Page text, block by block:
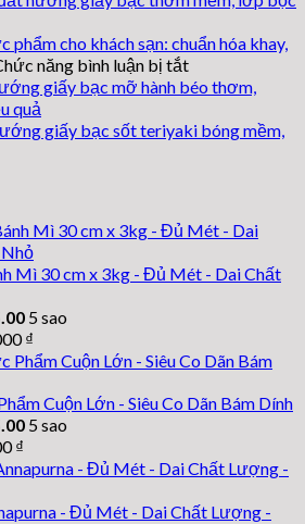
lót
nướng
bếp
theo
thước
phẩm cho khách sạn: chuẩn hóa khay,
năng bình luận bị tắtở
Giấy
bọc
sạn:
hóa
mã
giấy bạc mỡ hành béo thơm,
quả
giấy bạc sốt teriyaki bóng mềm,
Mì 30 cm x 3kg - Đủ Mét - Dai Chất
5 sao
₫
Cuộn Lớn - Siêu Co Dãn Bám Dính
5 sao
₫
- Đủ Mét - Dai Chất Lượng -